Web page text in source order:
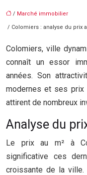
/ Marché immobilier
/ Colomiers : analyse du prix
Colomiers, ville
connaît un essor
années. Son
modernes et ses prix
attirent de nombreux
Analyse du
Le prix au m² à
significative ces
croissante de la ville.